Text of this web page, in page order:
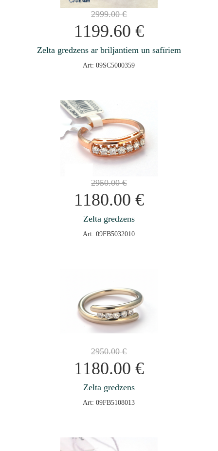
2999.00€
1199.60 €
Zelta gredzens ar briljantiem un safīriem
Art: 09SC5000359
2950.00€
1180.00 €
Zelta gredzens
Art: 09FB5032010
2950.00€
1180.00 €
Zelta gredzens
Art: 09FB5108013